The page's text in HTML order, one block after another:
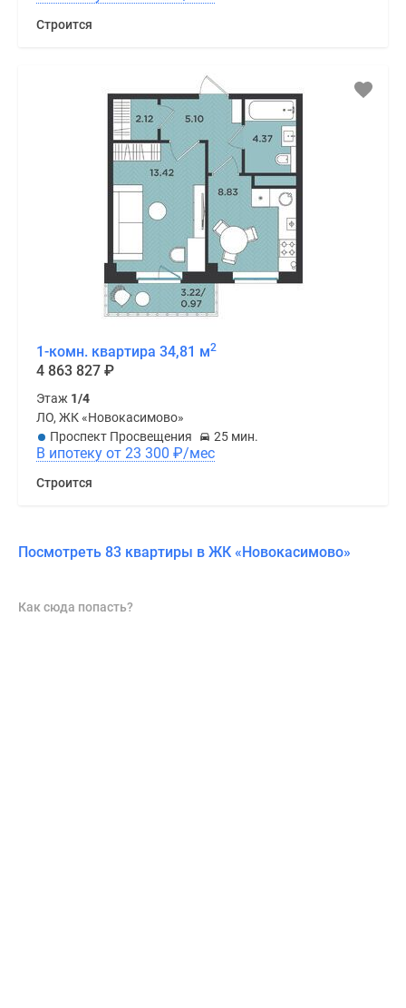
Строится
1-комн. квартира 34,81 м2
4 863 827 ₽
Этаж 1/4
ЛО, ЖК «Новокасимово»
Проспект Просвещения
25 мин.
В ипотеку от 23 300 ₽/мес
Строится
Посмотреть 83 квартиры в ЖК «Новокасимово»
Как сюда попасть?